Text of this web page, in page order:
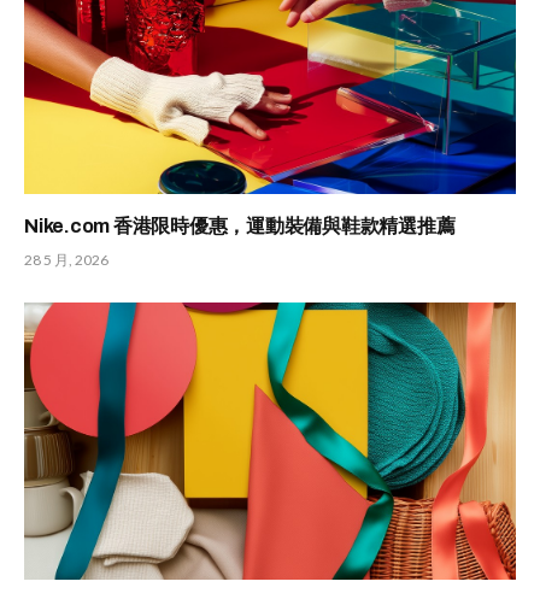
Nike.com 香港限時優惠，運動裝備與鞋款精選推薦
28 5 月, 2026